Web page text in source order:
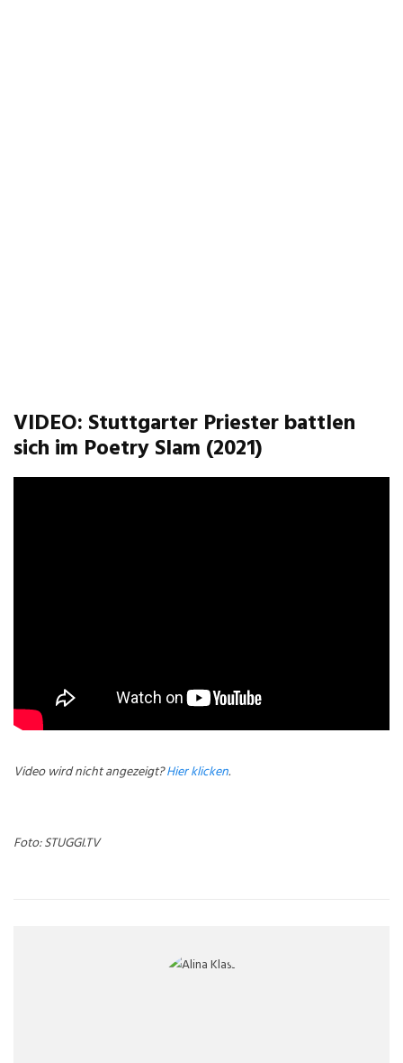
VIDEO: Stuttgarter Priester battlen
sich im Poetry Slam (2021)
Video wird nicht angezeigt?Hier klicken.
Foto: STUGGI.TV